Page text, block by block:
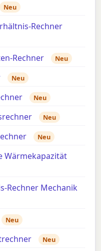
Neu
Rechner
Rechner Neu
Neu
Neu
Neu
Neu
Wärmekapazität
Rechner Mechanik
Neu
Neu